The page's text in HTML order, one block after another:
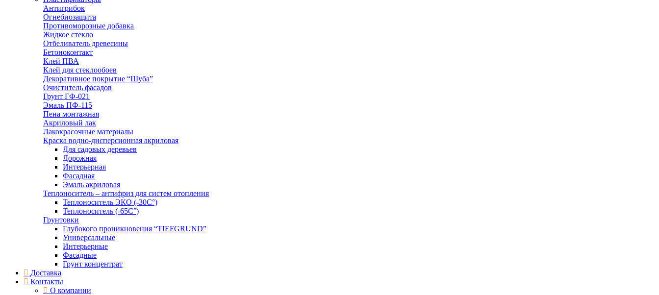
Антигрибок
Огнебиозащита
Противоморозные добавка
Жидкое стекло
Отбеливатель древесины
Бетоноконтакт
Клей ПВА
Клей для стеклообоев
Декоративное покрытие “Шуба”
Очиститель фасадов
Грунт ГФ-021
Эмаль ПФ-115
Пена монтажная
Акриловый лак
Лакокрасочные материалы
Краска водно-дисперсионная акриловая
Для садовых деревьев
Дорожная
Интерьерная
Фасадная
Эмаль акриловая
Теплоноситель – антифриз для систем отопления
Теплоноситель ЭКО (-30С°)
Теплоноситель (-65С°)
Грунтовки
Глубокого проникновения “TIEFGRUND”
Универсальные
Интерьерные
Фасадные
Грунт концентрат
Доставка
Контакты
О компании